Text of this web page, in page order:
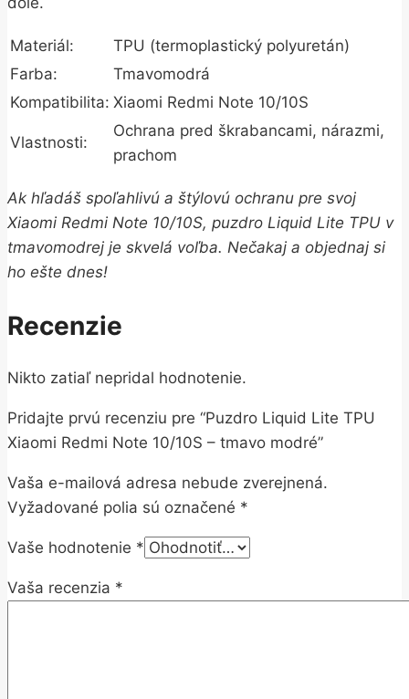
Materiál:
TPU (termoplastický polyuretán)
Farba:
Tmavomodrá
Kompatibilita: Xiaomi Redmi Note 10/10S
Vlastnosti:
Ochrana pred škrabancami, nárazmi,
prachom
Ak hľadáš spoľahlivú a štýlovú ochranu pre svoj
Xiaomi Redmi Note 10/10S, puzdro Liquid Lite TPU v
tmavomodrej je skvelá voľba. Nečakaj a objednaj si
ho ešte dnes!
Recenzie
Nikto zatiaľ nepridal hodnotenie.
Pridajte prvú recenziu pre “Puzdro Liquid Lite TPU
Xiaomi Redmi Note 10/10S – tmavo modré”
Vaša e-mailová adresa nebude zverejnená.
Vyžadované polia sú označené *
Vaše hodnotenie *
Vaša recenzia *